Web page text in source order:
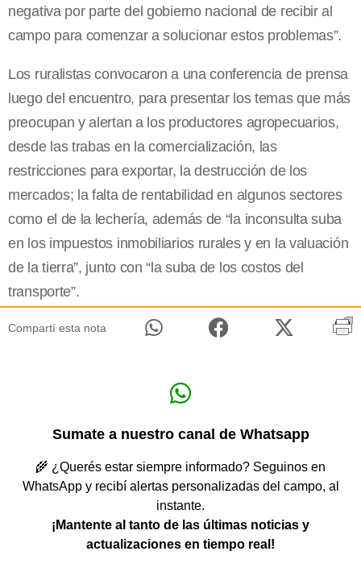
negativa por parte del gobierno nacional de recibir al
campo para comenzar a solucionar estos problemas”.
Los ruralistas convocaron a una conferencia de prensa
luego del encuentro, para presentar los temas que más
preocupan y alertan a los productores agropecuarios,
desde las trabas en la comercialización, las
restricciones para exportar, la destrucción de los
mercados; la falta de rentabilidad en algunos sectores
como el de la lechería, además de “la inconsulta suba
en los impuestos inmobiliarios rurales y en la valuación
de la tierra”, junto con “la suba de los costos del
transporte”.
Compartí esta nota
Sumate a nuestro canal de Whatsapp
🌾 ¿Querés estar siempre informado? Seguinos en
WhatsApp y recibí alertas personalizadas del campo, al
instante.
¡Mantente al tanto de las últimas noticias y
actualizaciones en tiempo real!